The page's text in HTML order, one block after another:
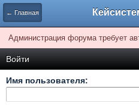
← Главная
Администрация форума требует
Войти
Имя пользователя: